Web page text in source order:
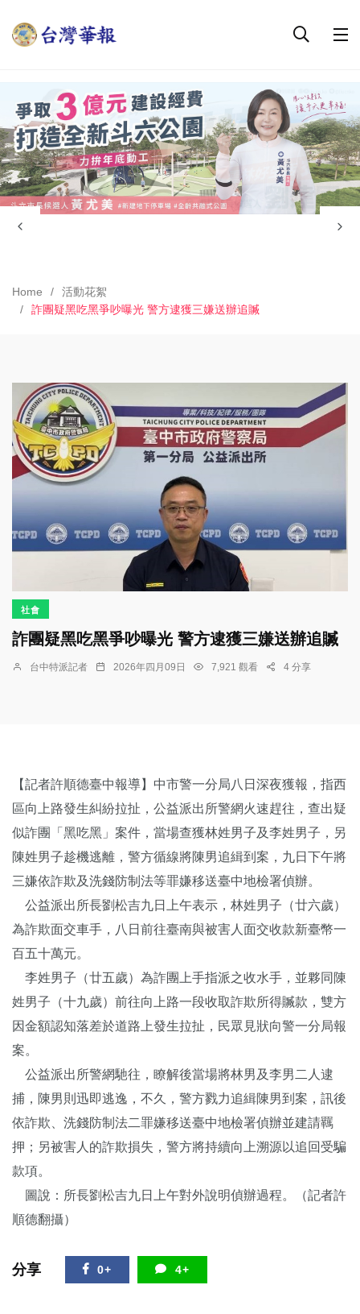
Home
活動花絮
詐團疑黑吃黑爭吵曝光 警方逮獲三嫌送辦追贓
社會
詐團疑黑吃黑爭吵曝光 警方逮獲三嫌送辦追贓
台中特派記者 2026年四月09日 7,921 觀看 4 分享
【記者許順德臺中報導】中市警一分局八日深夜獲報，指西
區向上路發生糾紛拉扯，公益派出所警網火速趕往，查出疑
似詐團「黑吃黑」案件，當場查獲林姓男子及李姓男子，另
陳姓男子趁機逃離，警方循線將陳男追緝到案，九日下午將
三嫌依詐欺及洗錢防制法等罪嫌移送臺中地檢署偵辦。
公益派出所長劉松吉九日上午表示，林姓男子（廿六歲）
為詐欺面交車手，八日前往臺南與被害人面交收款新臺幣一
百五十萬元。
李姓男子（廿五歲）為詐團上手指派之收水手，並夥同陳
姓男子（十九歲）前往向上路一段收取詐欺所得贓款，雙方
因金額認知落差於道路上發生拉扯，民眾見狀向警一分局報
案。
公益派出所警網馳往，瞭解後當場將林男及李男二人逮
捕，陳男則迅即逃逸，不久，警方戮力追緝陳男到案，訊後
依詐欺、洗錢防制法二罪嫌移送臺中地檢署偵辦並建請羈
押；另被害人的詐欺損失，警方將持續向上溯源以追回受騙
款項。
圖說：所長劉松吉九日上午對外說明偵辦過程。（記者許
順德翻攝）
分享 0+ 4+